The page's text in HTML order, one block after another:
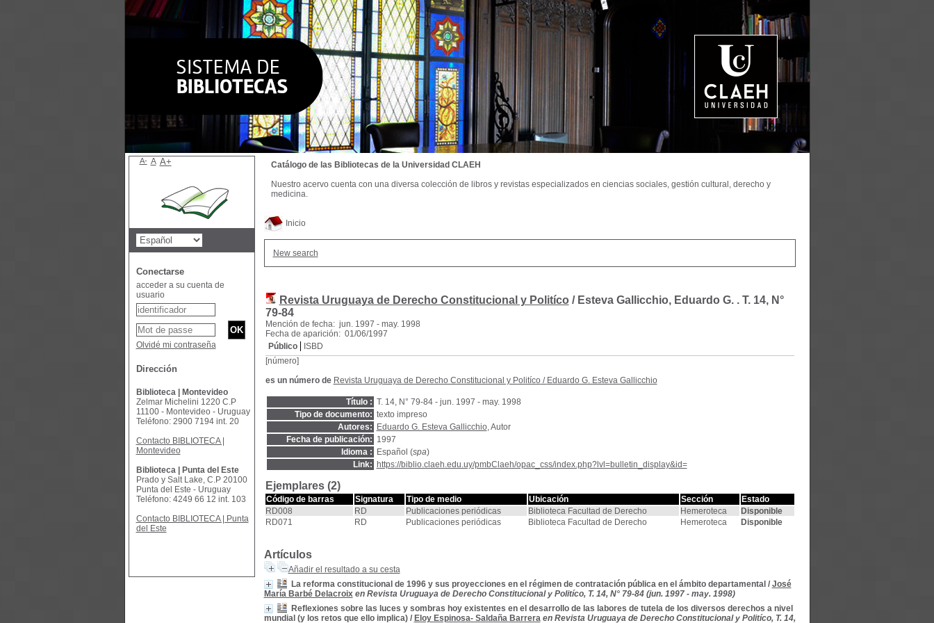
Inicio
New search
Revista Uruguaya de Derecho Constitucional y Politíco / Esteva Gallicchio, Eduardo G. . T. 14, N°
79-84
Mención de fecha: jun. 1997 - may. 1998
Fecha de aparición: 01/06/1997
Público
ISBD
[número]
es un número de Revista Uruguaya de Derecho Constitucional y Politíco/ Eduardo G. Esteva Gallicchio
Título : T. 14, N° 79-84 - jun. 1997 - may. 1998
Tipo de documento: texto impreso
Autores:
Eduardo G. Esteva Gallicchio, Autor
Fecha de publicación: 1997
Idioma :
Español (spa)
Link:
https://biblio.claeh.edu.uy/pmbClaeh/opac_css/index.php?lvl=bulletin_display&id=
Ejemplares (2)
Código de barras Signatura Tipo de medio Ubicación Sección
Estado
RD008
RD Publicaciones periódicas Biblioteca Facultad de Derecho Hemeroteca
Disponible
RD071
RD Publicaciones periódicas Biblioteca Facultad de Derecho Hemeroteca Disponible
Artículos
Añadir el resultado a su cesta
La reforma constitucional de 1996 y sus proyecciones en el régimen de contratación pública en el ámbito departamental / José
María Barbé Delacroix en Revista Uruguaya de Derecho Constitucional y Politíco, T. 14, N° 79-84 (jun. 1997 - may. 1998)
Reflexiones sobre las luces y sombras hoy existentes en el desarrollo de las labores de tutela de los diversos derechos a nivel
mundial (y los retos que ello implica)/ Eloy Espinosa- Saldaña Barrera en Revista Uruguaya de Derecho Constitucional y Politíco, T. 14,
Catálogo de las Bibliotecas de la Universidad CLAEH
Nuestro acervo cuenta con una diversa colección de libros y revistas especializados en ciencias sociales, gestión cultural, derecho y
medicina.
A- A A+
Conectarse
acceder a su cuenta de
usuario
Olvidé mi contraseña
Dirección
Biblioteca | Montevideo
Zelmar Michelini 1220 C.P
11100 - Montevideo - Uruguay
Teléfono: 2900 7194 int. 20
Contacto BIBLIOTECA |
Montevideo
Biblioteca | Punta del Este
Prado y Salt Lake, C.P 20100
Punta del Este - Uruguay
Teléfono: 4249 66 12 int. 103
Contacto BIBLIOTECA | Punta
del Este